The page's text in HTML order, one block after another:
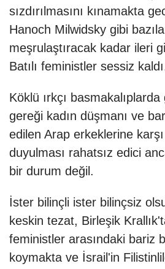
sızdırılmasını kınamakta
Hanoch Milwidsky gibi
meşrulaştıracak kadar ileri
Batılı feministler sessiz
Köklü ırkçı
gereği kadın düşmanı ve
edilen Arap erkeklerine
duyulması rahatsız edici
bir durum değil.
İster bilinçli ister bilinçsiz
keskin tezat, Birleşik
feministler arasındaki bariz
koymakta ve İsrail'in